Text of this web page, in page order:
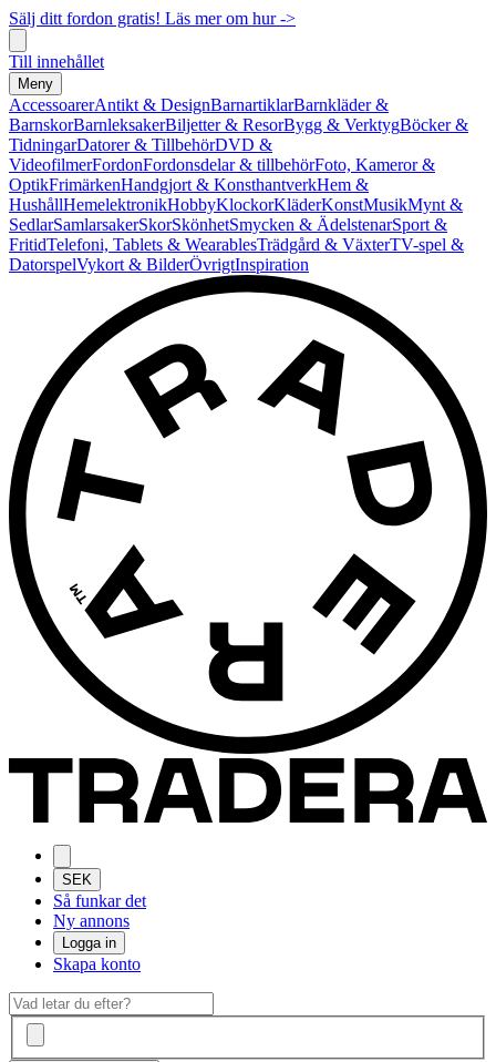
Sälj ditt fordon gratis! Läs mer om hur ->
Till innehållet
Meny
AccessoarerAntikt & DesignBarnartiklarBarnkläder &
BarnskorBarnleksakerBiljetter & ResorBygg & VerktygBöcker &
TidningarDatorer & TillbehörDVD &
VideofilmerFordonFordonsdelar & tillbehörFoto, Kameror &
OptikFrimärkenHandgjort & KonsthantverkHem &
HushållHemelektronikHobbyKlockorKläderKonstMusikMynt &
SedlarSamlarsakerSkorSkönhetSmycken & ÄdelstenarSport &
FritidTelefoni, Tablets & WearablesTrädgård & VäxterTV-spel &
DatorspelVykort & BilderÖvrigtInspiration
SEK
Så funkar det
Ny annons
Logga in
Skapa konto